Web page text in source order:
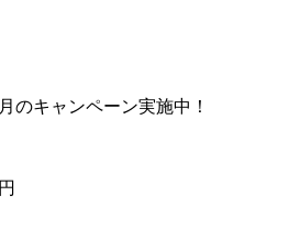
のキャンペーン実施中！